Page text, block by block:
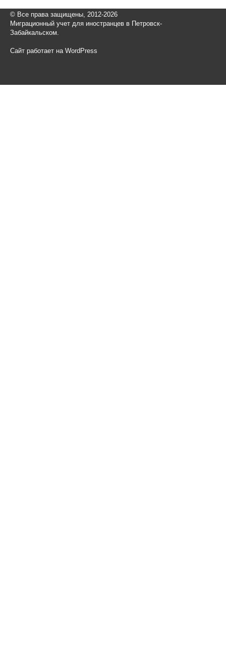
© Все права защищены, 2012-2026
Миграционный учет для иностранцев в Петровск-
Забайкальском.
Сайт работает на WordPress